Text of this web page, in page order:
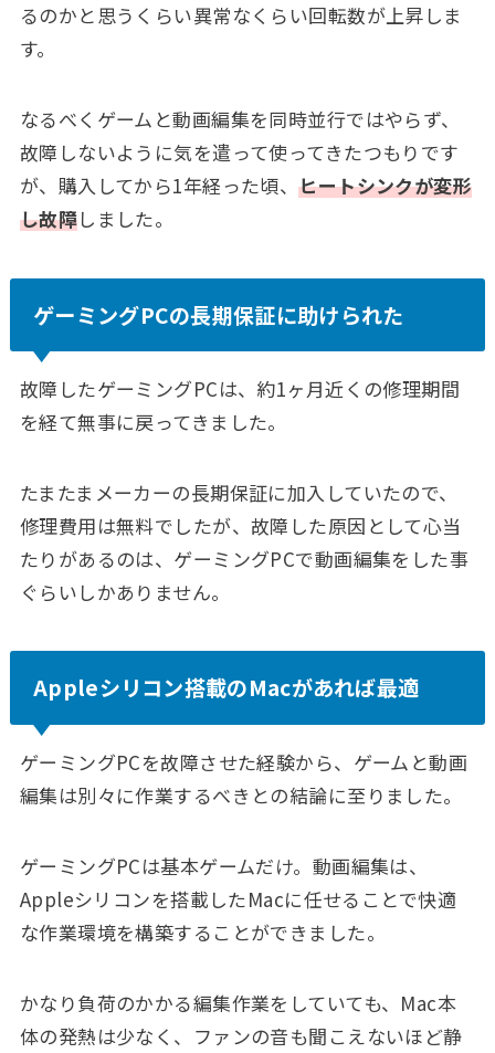
るのかと思うくらい異常なくらい回転数が上昇しま
す。
なるべくゲームと動画編集を同時並行ではやらず、
故障しないように気を遣って使ってきたつもりです
が、購入してから1年経った頃、ヒートシンクが変形
し故障しました。
ゲーミングPCの長期保証に助けられた
故障したゲーミングPCは、約1ヶ月近くの修理期間
を経て無事に戻ってきました。
たまたまメーカーの長期保証に加入していたので、
修理費用は無料でしたが、故障した原因として心当
たりがあるのは、ゲーミングPCで動画編集をした事
ぐらいしかありません。
Appleシリコン搭載のMacがあれば最適
ゲーミングPCを故障させた経験から、ゲームと動画
編集は別々に作業するべきとの結論に至りました。
ゲーミングPCは基本ゲームだけ。動画編集は、
Appleシリコンを搭載したMacに任せることで快適
な作業環境を構築することができました。
かなり負荷のかかる編集作業をしていても、Mac本
体の発熱は少なく、ファンの音も聞こえないほど静